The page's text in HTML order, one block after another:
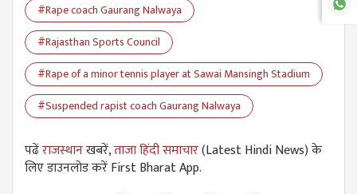
#Rape coach Gaurang Nalwaya
#Rajasthan Sports Council
#Rape of a minor tennis player at Sawai Mansingh Stadium
#Suspended rapist coach Gaurang Nalwaya
पढेंराजस्थानखबरें,ताजा हिंदी समाचार(Latest Hindi News) के
लिए डाउनलोड करें First Bharat App.